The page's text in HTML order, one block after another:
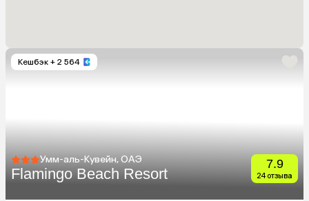
Кешбэк + 2 564
Умм-аль-Кувейн, ОАЭ
Flamingo Beach Resort
7.9
24 отзыва